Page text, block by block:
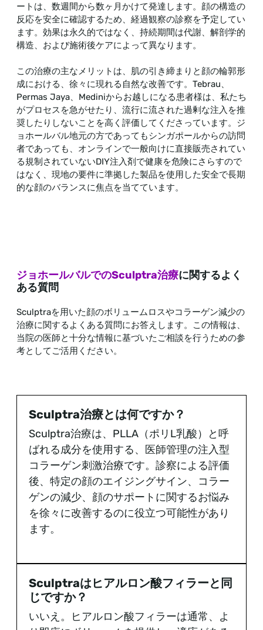
ートは、数週間から数ヶ月かけて発達します。顔の構造の
反応を安全に確認するため、経過観察の診察を予定してい
ます。効果は永久的ではなく、持続期間は代謝、解剖学的
構造、および施術後ケアによって異なります。
この治療の主なメリットは、肌の引き締まりと顔の輪郭形
成における、徐々に現れる自然な改善です。Tebrau、
Permas Jaya、Mediniからお越しになる患者様は、私たち
がプロセスを急がせたり、流行に流された過剰な注入を推
奨したりしないことを高く評価してくださっています。ジ
ョホールバル地元の方であってもシンガポールからの訪問
者であっても、オンラインで一般向けに直接販売されてい
る規制されていないDIY注入剤で健康を危険にさらすので
はなく、現地の要件に準拠した製品を使用した安全で長期
的な顔のバランスに焦点を当てています。
ジョホールバルでのSculptra治療に関するよく
ある質問
Sculptraを用いた顔のボリュームロスやコラーゲン減少の
治療に関するよくある質問にお答えします。この情報は、
当院の医師と十分な情報に基づいたご相談を行うための参
考としてご活用ください。
Sculptra治療とは何ですか？
Sculptra治療は、PLLA（ポリL乳酸）と呼
ばれる成分を使用する、医師管理の注入型
コラーゲン刺激治療です。診察による評価
後、特定の顔のエイジングサイン、コラー
ゲンの減少、顔のサポートに関するお悩み
を徐々に改善するのに役立つ可能性があり
ます。
Sculptraはヒアルロン酸フィラーと同
じですか？
いいえ。ヒアルロン酸フィラーは通常、よ